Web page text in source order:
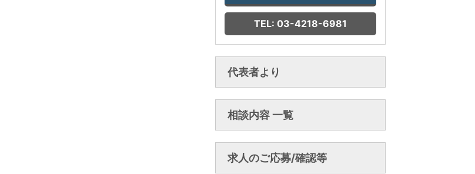
TEL: 03-4218-6981
代表者より
相談内容 一覧
求人のご応募/確認等